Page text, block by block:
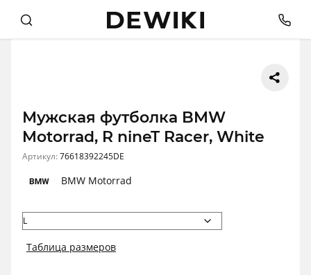
Мужская футболка BMW
Motorrad, R nineT Racer, White
Артикул:76618392245DE
BMW Motorrad
Таблица размеров